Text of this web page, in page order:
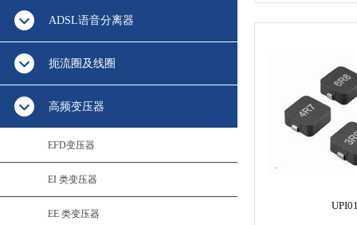
ADSL语音分离器
扼流圈及线圈
高频变压器
EFD变压器
EI 类变压器
EE 类变压器